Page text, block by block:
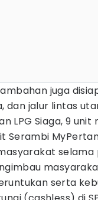
juga
dan jalur lintas
LPG Siaga, 9
Serambi
selama
serta